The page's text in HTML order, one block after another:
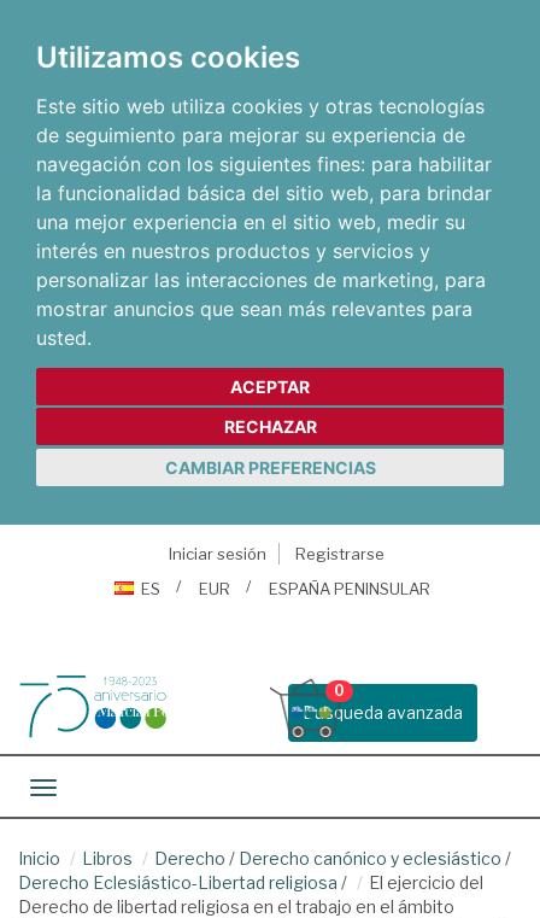
Utilizamos cookies
Este sitio web utiliza cookies y otras tecnologías
de seguimiento para mejorar su experiencia de
navegación con los siguientes fines: para habilitar
la funcionalidad básica del sitio web, para brindar
una mejor experiencia en el sitio web, medir su
interés en nuestros productos y servicios y
personalizar las interacciones de marketing, para
mostrar anuncios que sean más relevantes para
usted.
ACEPTAR
RECHAZAR
CAMBIAR PREFERENCIAS
Iniciar sesión
Registrarse
ES
EUR ESPAÑA PENINSULAR
Busqueda avanzada
0
Toggle navigation
Inicio Libros Derecho / Derecho canónico y eclesiástico /
Derecho Eclesiástico-Libertad religiosa /
El ejercicio del
Derecho de libertad religiosa en el trabajo en el ámbito